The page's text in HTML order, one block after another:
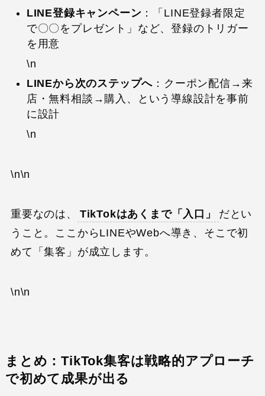
LINE登録キャンペーン ：「LINE登録者限定
で〇〇をプレゼント」など、登録のトリガー
を用意
\n
LINEから次のステップへ ：クーポン配信→来
店・無料相談→購入、という導線設計を事前
に設計
\n
\n\n
重要なのは、 TikTokはあくまで「入口」
だとい
うこと。ここからLINEやWebへ導き、そこで初
めて「集客」が成立します。
\n\n
まとめ：TikTok集客は戦略的アプローチ
で初めて成果が出る